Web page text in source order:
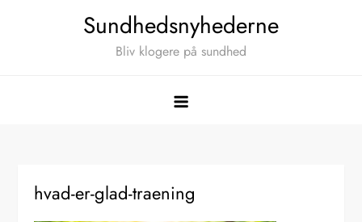
Sundhedsnyhederne
Bliv klogere på sundhed
hvad-er-glad-traening